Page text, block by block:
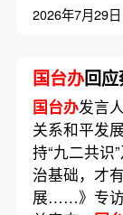
2026年7月29日
国台办回应
国台办发言
关系和平发
持“九二共识
治基础，才
展……》专访